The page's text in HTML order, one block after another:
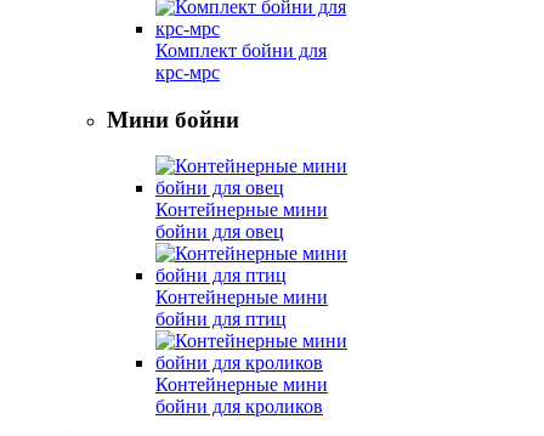
Комплект бойни для
крс-мрс
Мини бойни
Контейнерные мини
бойни для овец
Контейнерные мини
бойни для птиц
Контейнерные мини
бойни для кроликов